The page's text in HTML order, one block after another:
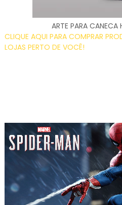
ARTE PARA CANECA
CLIQUE AQUI PARA COMPRAR
LOJAS PERTO DE VOCÊ!